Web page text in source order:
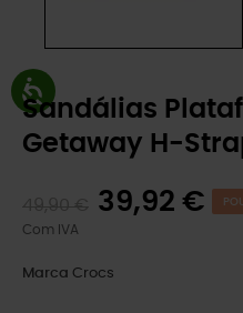
Sandálias
Getaway H-
39,92 €
Com IVA
Marca Crocs